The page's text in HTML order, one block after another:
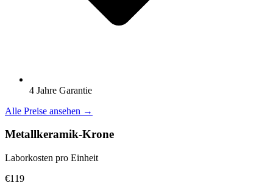
4 Jahre Garantie
Alle Preise ansehen →
Metallkeramik-Krone
Laborkosten pro Einheit
€119